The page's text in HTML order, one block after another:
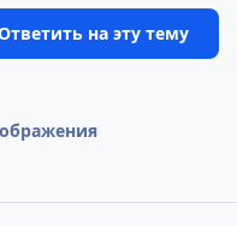
на эту тему